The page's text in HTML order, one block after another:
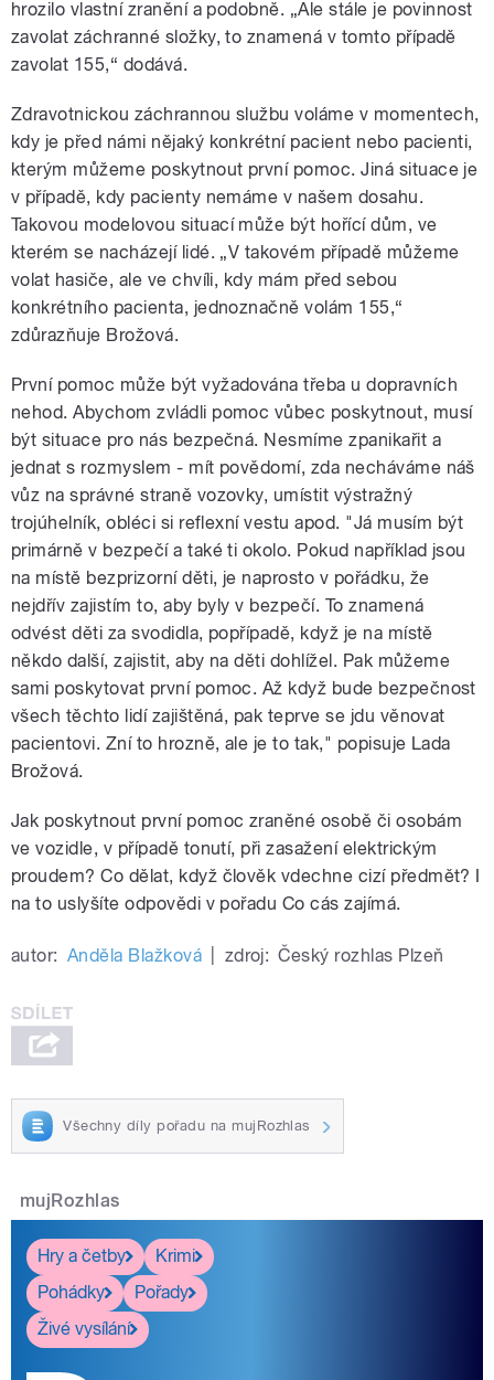
hrozilo vlastní zranění a podobně. „Ale stále je povinnost
zavolat záchranné složky, to znamená v tomto případě
zavolat 155,“ dodává.
Zdravotnickou záchrannou službu voláme v momentech,
kdy je před námi nějaký konkrétní pacient nebo pacienti,
kterým můžeme poskytnout první pomoc. Jiná situace je
v případě, kdy pacienty nemáme v našem dosahu.
Takovou modelovou situací může být hořící dům, ve
kterém se nacházejí lidé. „V takovém případě můžeme
volat hasiče, ale ve chvíli, kdy mám před sebou
konkrétního pacienta, jednoznačně volám 155,“
zdůrazňuje Brožová.
První pomoc může být vyžadována třeba u dopravních
nehod. Abychom zvládli pomoc vůbec poskytnout, musí
být situace pro nás bezpečná. Nesmíme zpanikařit a
jednat s rozmyslem - mít povědomí, zda necháváme náš
vůz na správné straně vozovky, umístit výstražný
trojúhelník, obléci si reflexní vestu apod. "Já musím být
primárně v bezpečí a také ti okolo. Pokud například jsou
na místě bezprizorní děti, je naprosto v pořádku, že
nejdřív zajistím to, aby byly v bezpečí. To znamená
odvést děti za svodidla, popřípadě, když je na místě
někdo další, zajistit, aby na děti dohlížel. Pak můžeme
sami poskytovat první pomoc. Až když bude bezpečnost
všech těchto lidí zajištěná, pak teprve se jdu věnovat
pacientovi. Zní to hrozně, ale je to tak," popisuje Lada
Brožová.
Jak poskytnout první pomoc zraněné osobě či osobám
ve vozidle, v případě tonutí, při zasažení elektrickým
proudem? Co dělat, když člověk vdechne cizí předmět? I
na to uslyšíte odpovědi v pořadu Co cás zajímá.
autor: Anděla Blažková zdroj: Český rozhlas Plzeň
Všechny díly pořadu na mujRozhlas
mujRozhlas
Hry a četby
Krimi
Pohádky
Pořady
Živé vysílání